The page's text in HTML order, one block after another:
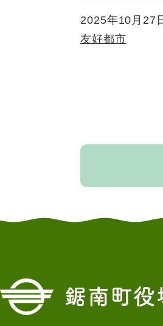
2025年10月27
友好都市